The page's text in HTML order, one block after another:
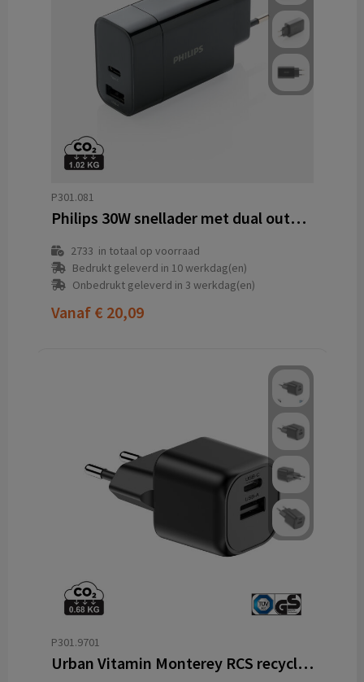
P301.081
Philips 30W snellader met dual output en PD
2733 in totaal op voorraad
Bedrukt geleverd in 10 werkdag(en)
Onbedrukt geleverd in 3 werkdag(en)
Vanaf € 20,09
P301.9701
Urban Vitamin Monterey RCS recycled plastic 20W GAN oplader